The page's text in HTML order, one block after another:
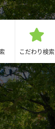
こだわり検索